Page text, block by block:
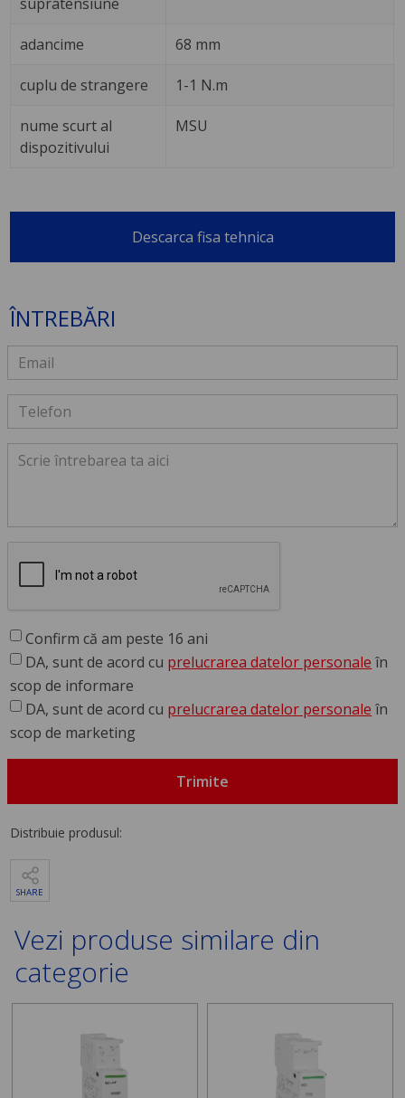
adancime 68 mm
cuplu de strangere 1-1 N.m
nume scurt al
dispozitivului
MSU
Descarca fisa tehnica
ÎNTREBĂRI
Confirm că am peste 16 ani
DA, sunt de acord cu prelucrarea datelor personale în
scop de informare
DA, sunt de acord cu prelucrarea datelor personale în
scop de marketing
Trimite
Distribuie produsul:
SHARE
Vezi produse similare din
categorie